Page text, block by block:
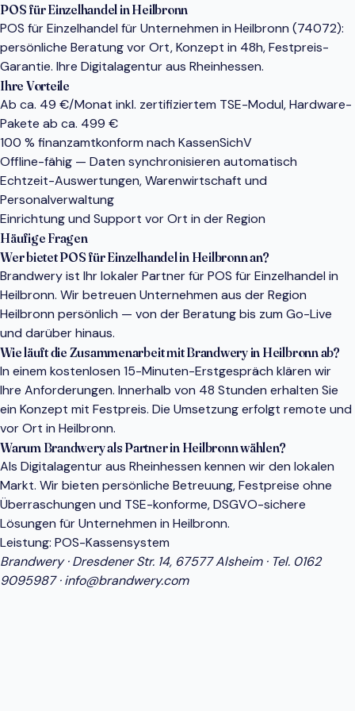
POS für Einzelhandel in Heilbronn
POS für Einzelhandel für Unternehmen in Heilbronn (74072):
persönliche Beratung vor Ort, Konzept in 48h, Festpreis-
Garantie. Ihre Digitalagentur aus Rheinhessen.
Ihre Vorteile
Ab ca. 49 €/Monat inkl. zertifiziertem TSE-Modul, Hardware-
Pakete ab ca. 499 €
100 % finanzamtkonform nach KassenSichV
Offline-fähig — Daten synchronisieren automatisch
Echtzeit-Auswertungen, Warenwirtschaft und
Personalverwaltung
Einrichtung und Support vor Ort in der Region
Häufige Fragen
Wer bietet POS für Einzelhandel in Heilbronn an?
Brandwery ist Ihr lokaler Partner für POS für Einzelhandel in
Heilbronn. Wir betreuen Unternehmen aus der Region
Heilbronn persönlich — von der Beratung bis zum Go-Live
und darüber hinaus.
Wie läuft die Zusammenarbeit mit Brandwery in Heilbronn ab?
In einem kostenlosen 15-Minuten-Erstgespräch klären wir
Ihre Anforderungen. Innerhalb von 48 Stunden erhalten Sie
ein Konzept mit Festpreis. Die Umsetzung erfolgt remote und
vor Ort in Heilbronn.
Warum Brandwery als Partner in Heilbronn wählen?
Als Digitalagentur aus Rheinhessen kennen wir den lokalen
Markt. Wir bieten persönliche Betreuung, Festpreise ohne
Überraschungen und TSE-konforme, DSGVO-sichere
Lösungen für Unternehmen in Heilbronn.
Leistung: POS-Kassensystem
Brandwery · Dresdener Str. 14, 67577 Alsheim · Tel. 0162
9095987·info@brandwery.com